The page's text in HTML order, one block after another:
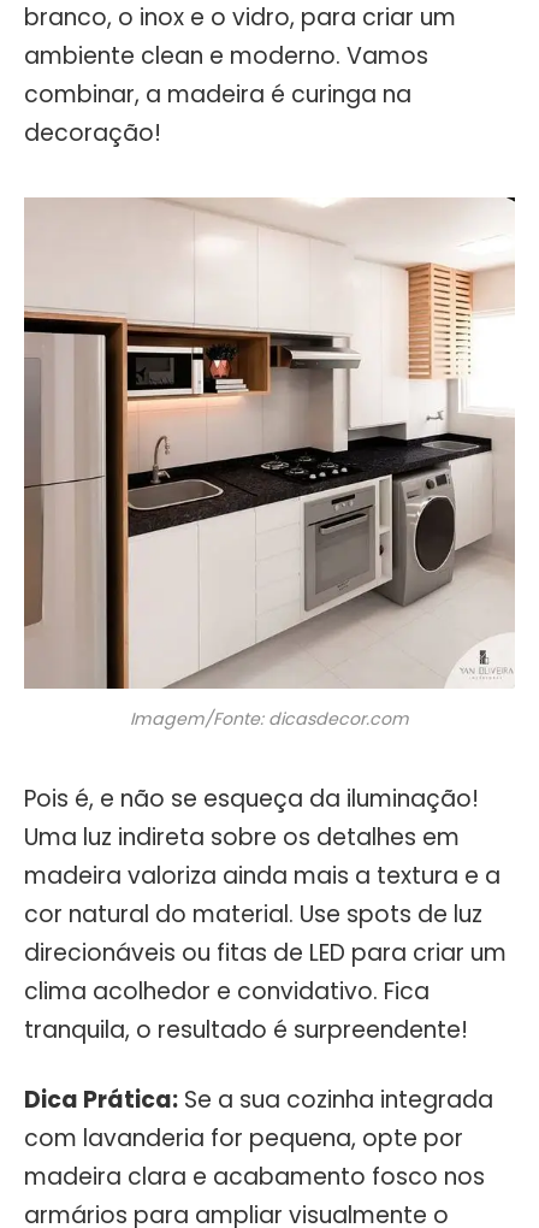
branco, o inox e o vidro, para criar um
ambiente clean e moderno. Vamos
combinar, a madeira é curinga na
decoração!
Imagem/Fonte: dicasdecor.com
Pois é, e não se esqueça da iluminação!
Uma luz indireta sobre os detalhes em
madeira valoriza ainda mais a textura e a
cor natural do material. Use spots de luz
direcionáveis ou fitas de LED para criar um
clima acolhedor e convidativo. Fica
tranquila, o resultado é surpreendente!
Dica Prática: Se a sua cozinha integrada
com lavanderia for pequena, opte por
madeira clara e acabamento fosco nos
armários para ampliar visualmente o